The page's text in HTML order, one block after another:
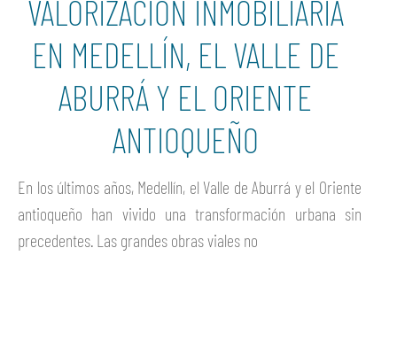
VALORIZACIÓN INMOBILIARIA
EN MEDELLÍN, EL VALLE DE
ABURRÁ Y EL ORIENTE
ANTIOQUEÑO
En los últimos años, Medellín, el Valle de Aburrá y el Oriente
antioqueño han vivido una transformación urbana sin
precedentes. Las grandes obras viales no